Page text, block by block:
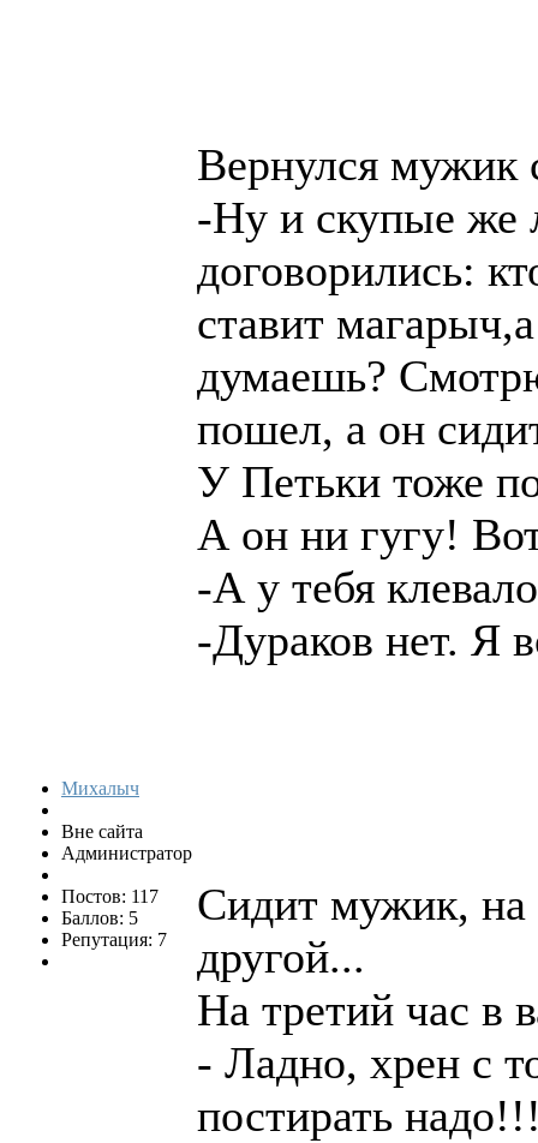
Михалыч
Вне сайта
Администратор
Постов: 117
Баллов: 5
Репутация: 7
Вернулся мужик
-Ну и скупые
договорились:
ставит
думаешь?
пошел, а он
У Петьки тоже
А он ни гугу!
-А у тебя
-Дураков нет. Я
Сидит мужик, на
другой...
На третий час в
- Ладно, хрен с
постирать